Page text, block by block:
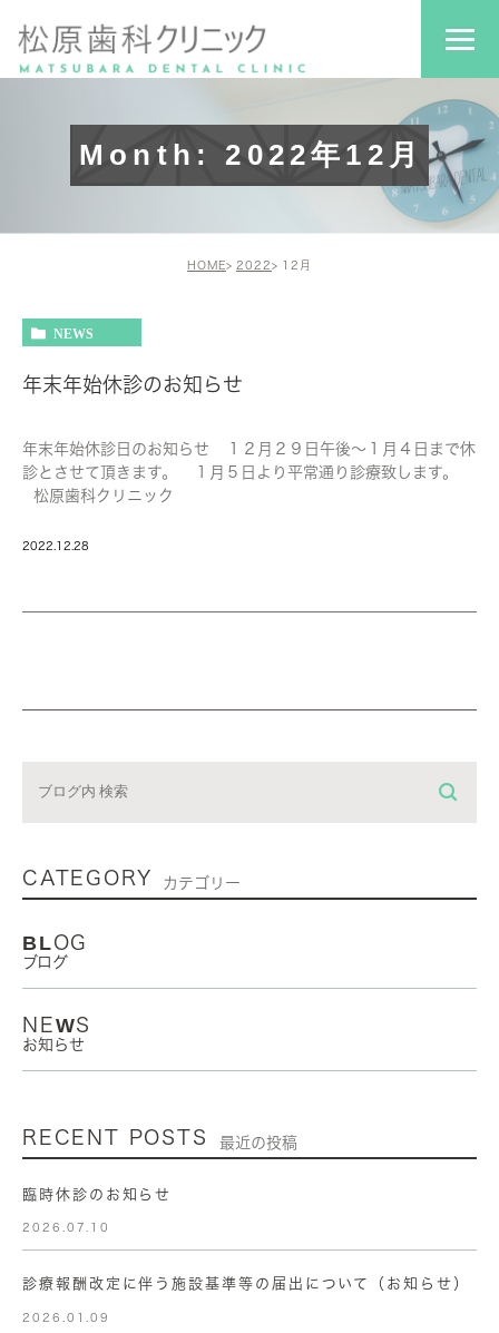
Month: 2022年12月
HOME 2022 12月
NEWS
年末年始休診のお知らせ
年末年始休診日のお知らせ １２月２９日午後〜１月４日まで休
診とさせて頂きます。 １月５日より平常通り診療致します。
松原歯科クリニック
2022.12.28
CATEGORY カテゴリー
BLOG
ブログ
NEWS
お知らせ
RECENT POSTS 最近の投稿
臨時休診のお知らせ
2026.07.10
診療報酬改定に伴う施設基準等の届出について（お知らせ）
2026.01.09